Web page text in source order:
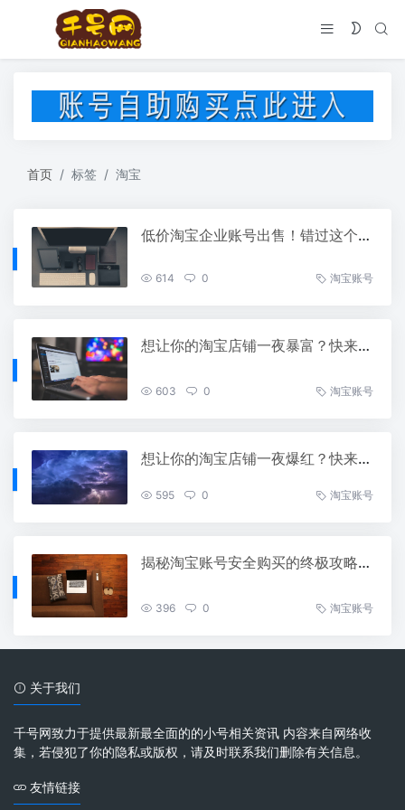
首页 标签 淘宝
低价淘宝企业账号出售！错过这个村就没这个店了！
614 0 淘宝账号
想让你的淘宝店铺一夜暴富？快来看看这个实名认证企业账号！
603 0 淘宝账号
想让你的淘宝店铺一夜爆红？快来看看出售的蓝V认证账号价格！
595 0 淘宝账号
揭秘淘宝账号安全购买的终极攻略，教你轻松避开所有陷阱！
396 0 淘宝账号
关于我们
千号网致力于提供最新最全面的的小号相关资讯 内容来自网络收
集，若侵犯了你的隐私或版权，请及时联系我们删除有关信息。
友情链接